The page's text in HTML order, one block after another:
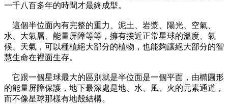
一千八百多年的時間才最終成型。
這個半位面內有完整的重力、泥土、岩漿、陽光、空氣、
水、大氣層、能量屏障等等，擁有接近正常星球的溫度、氣
候、天氣，可以種植絕大部分的植物，也能夠讓絕大部分的智
慧生命在裡面生存。
它跟一個星球最大的區別就是半位面是一個平面，由橢圓形
的能量屏障保護，地下最深處是地、水、風、火的元素通道，
而不像星球那樣有地殼結構。